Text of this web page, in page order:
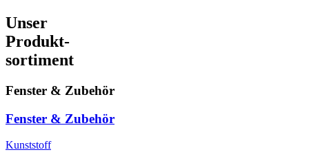
Unser
Produkt-
sortiment
Fenster & Zubehör
Fenster & Zubehör
Kunststoff